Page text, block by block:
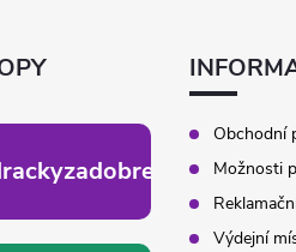
Obchodní
Možnosti
Výdejní